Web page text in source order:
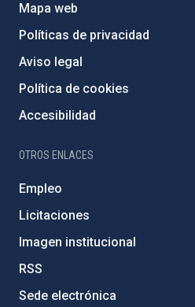
Mapa web
Políticas de privacidad
Aviso legal
Política de cookies
Accesibilidad
OTROS ENLACES
Empleo
Licitaciones
Imagen institucional
RSS
Sede electrónica